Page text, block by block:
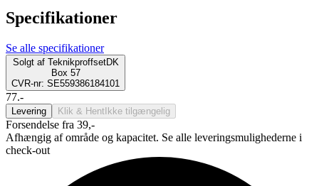
Specifikationer
Se alle specifikationer
Solgt af TeknikproffsetDK
Box 57
CVR-nr: SE559386184101
77.-
Levering Klik & Hent Ikke tilgængelig
Forsendelse fra 39,-
Afhængig af område og kapacitet. Se alle leveringsmulighederne i
check-out